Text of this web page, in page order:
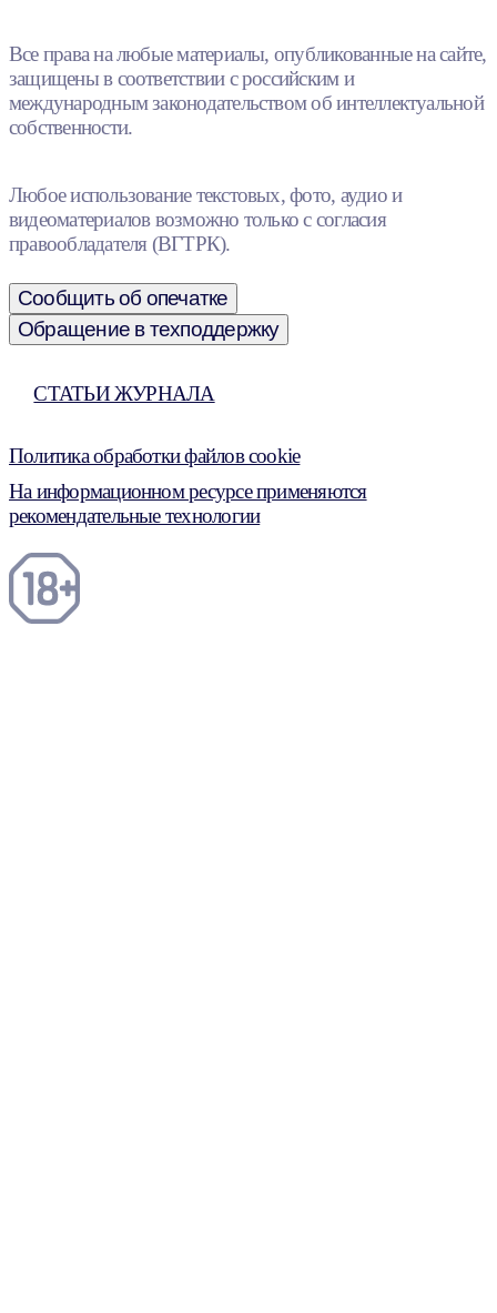
Все права на любые материалы, опубликованные на сайте,
защищены в соответствии с российским и
международным законодательством об интеллектуальной
собственности.
Любое использование текстовых, фото, аудио и
видеоматериалов возможно только с согласия
правообладателя (ВГТРК).
Сообщить об опечатке
Обращение в техподдержку
СТАТЬИ ЖУРНАЛА
Политика обработки файлов cookie
На информационном ресурсе применяются
рекомендательные технологии